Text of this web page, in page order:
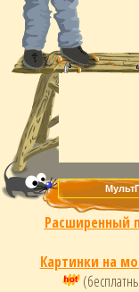
Расширенный
Картинки на